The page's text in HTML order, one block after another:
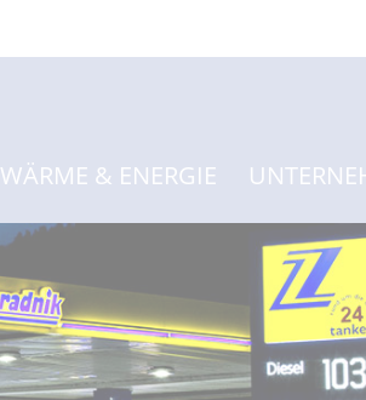
WÄRME & ENERGIE